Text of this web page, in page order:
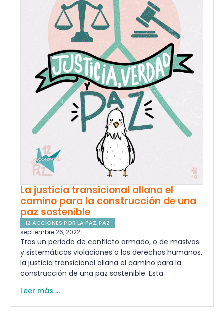
La justicia transicional allana el
camino para la construcción de una
paz sostenible
12 ACCIONES POR LA PAZ,PAZ
septiembre 26, 2022
Tras un periodo de conflicto armado, o de masivas
y sistemáticas violaciones a los derechos humanos,
la justicia transicional allana el camino para la
construcción de una paz sostenible. Esta
Leer más ...